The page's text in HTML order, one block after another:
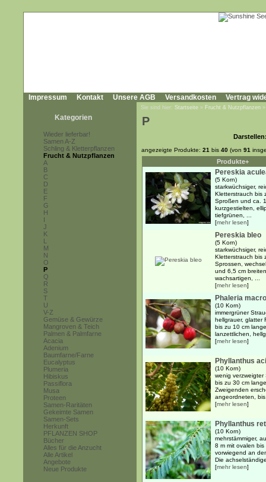
Impressum Kontakt Unsere AGB Versandkosten Vertrag
Kategorien
Wieder lieferbar!
Samen A-Z
Schling & Kletterpflanzen
Frucht & Nutzpflanzen
A
B
C
D
E
F
G
H
I
J
K
L
M
N
O
P
Q
R
S
T
U
V-Z
Gemüse & Gewürze
Mangroven & Teich
Palmen & Palmfarne
Acacia
Adenium
Baumfarne/Farne
Eucalyptus
Plumeria
Hibiskus
Passiflora
Musa
Proteen
Samen-Raritäten
Gekeimte Samen
Samen-Sets
Herkunft
PFLANZEN SHOP
Bücher
Alles für die Anzucht
Alle Artikel
Angebote
Neue Produkte
Sie sind hier: Startseite » Frucht & Nutzpflanzen
P
angezeigte Produkte: 21 bis 40 (von 91
Produkte+
Pereskia
(5 Korn)
starkwüchsiger,
Kletterstrauch bis
Sproßen und ca.
kurzgestielten,
tiefgrünen, ...
[mehr lesen]
Pereskia bleo
(5 Korn)
starkwüchsiger,
Kletterstrauch bis
Sprossen,
und 6,5 cm
wachsartigen, ...
[mehr lesen]
Phaleria
(10 Korn)
immergrüner
hellgrauer, glatter
bis zu 10 cm
lanzettlichen,
[mehr lesen]
Phyllanthus
(10 Korn)
wenig verzweigter
bis zu 30 cm
Zweigenden
angeordneten,
[mehr lesen]
Phyllanthus
(10 Korn)
mehrstämmiger,
8 m mit ovalen
vorwiegend an
Die
[mehr lesen]